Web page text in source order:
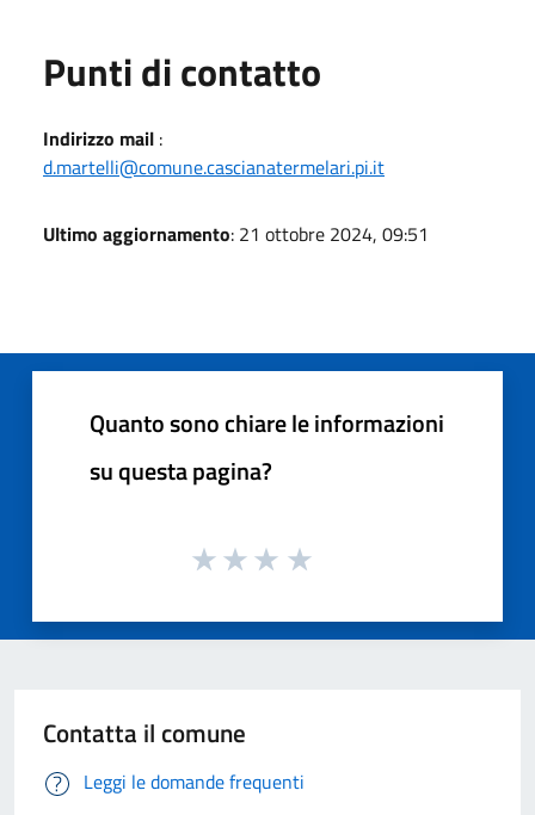
Punti di contatto
Indirizzo mail :
d.martelli@comune.cascianatermelari.pi.it
Ultimo aggiornamento: 21 ottobre 2024, 09:51
Quanto sono chiare le informazioni
su questa pagina?
Contatta il comune
Leggi le domande frequenti